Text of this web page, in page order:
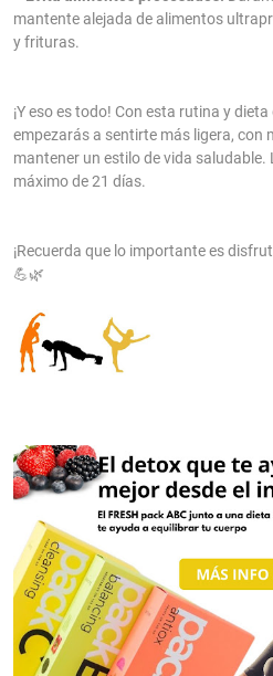
mantente alejada de alimentos
y frituras.
¡Y eso es todo! Con esta rutina y
empezarás a sentirte más ligera, con
mantener un estilo de vida
máximo de 21 días.
¡Recuerda que lo importante es
💪🌿